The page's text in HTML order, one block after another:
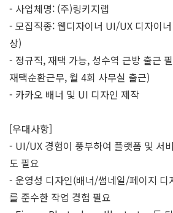
- 사업체명: (주)링키지랩
- 모집직종: 웹디자이너 UI/UX 디자이
상)
- 정규직, 재택 가능, 성수역 근방 출근
재택순환근무, 월 4회 사무실 출근)
- 카카오 배너 및 UI 디자인 제작
[우대사항]
- UI/UX 경험이 풍부하여 플랫폼 및 서
도 필요
- 운영성 디자인(배너/썸네일/페이지 디
를 준수한 작업 경험 필요